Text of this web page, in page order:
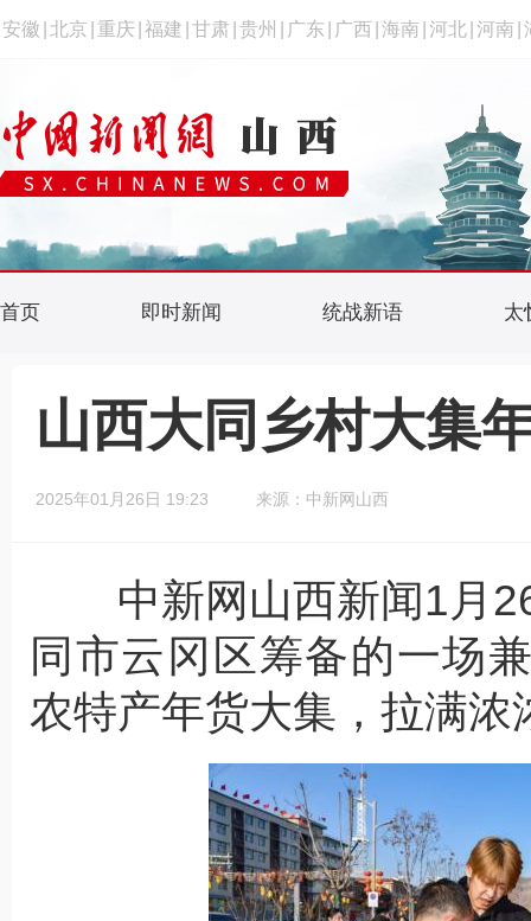
安徽 北京 重庆 福建 甘肃 贵州 广东 广西 海南 河北 河南
首页 即时新闻 统战新语 太
山西大同乡村大集
2025年01月26日 19:23 来源：中新网山西
中新网山西新闻1月26
同市云冈区筹备的一场
农特产年货大集，拉满浓